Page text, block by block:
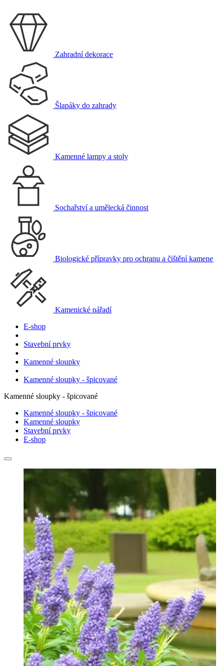
Zahradní dekorace
Šlapáky do zahrady
Kamenné lampy a stoly
Sochařství a umělecká činnost
Biologické přípravky pro ochranu a čištění kamene
Kamenické nářadí
E-shop
Stavební prvky
Kamenné sloupky
Kamenné sloupky - špicované
Kamenné sloupky - špicované
Kamenné sloupky - špicované
Kamenné sloupky
Stavební prvky
E-shop